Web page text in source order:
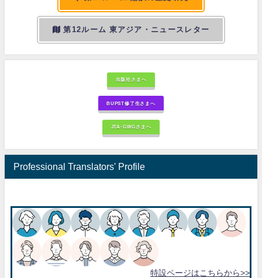
第12ルーム 東アジア・ニュースレター
出版社さまへ
BUPST修了生さまへ
JTA-GWGさまへ
Professional Translators' Profile
特設ページはこちらから>>